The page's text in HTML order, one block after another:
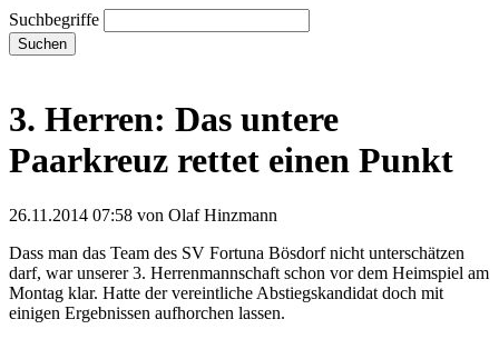
Suchbegriffe
Suchen
3. Herren: Das untere
Paarkreuz rettet einen Punkt
26.11.2014 07:58 von Olaf Hinzmann
Dass man das Team des SV Fortuna Bösdorf nicht unterschätzen
darf, war unserer 3. Herrenmannschaft schon vor dem Heimspiel am
Montag klar. Hatte der vereintliche Abstiegskandidat doch mit
einigen Ergebnissen aufhorchen lassen.